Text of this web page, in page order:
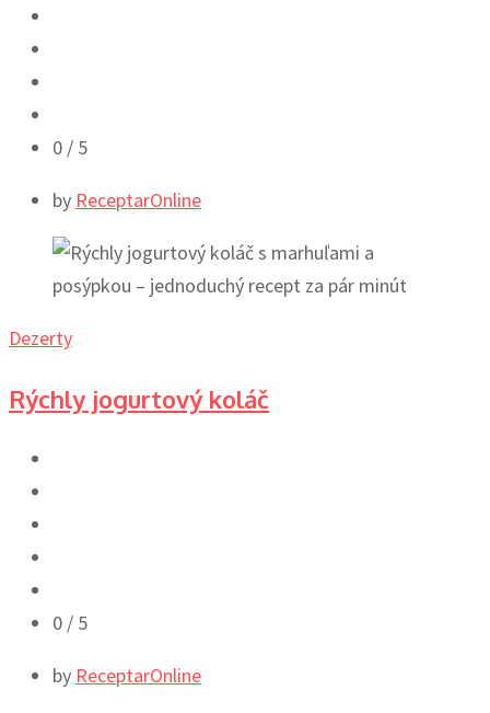
0 / 5
by ReceptarOnline
Dezerty
Rýchly jogurtový koláč
0 / 5
by ReceptarOnline